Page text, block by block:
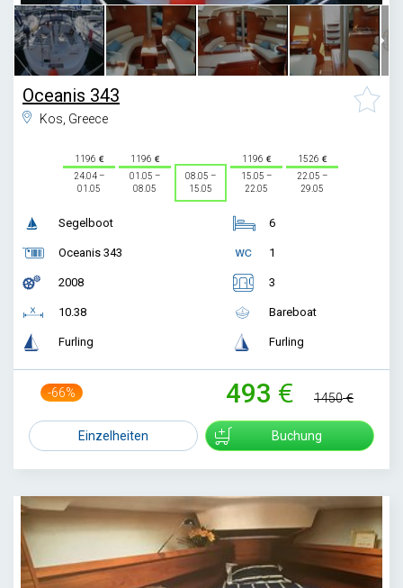
Oceanis 343
Kos, Greece
1196
24.04 –
01.05
1196
01.05 –
08.05
08.05 –
15.05
1196
15.05 –
22.05
1526
22.05 –
29.05
Segelboot
Oceanis 343
2008
10.38
Furling
6
1
3
Bareboat
Furling
-66% 493 1450
Einzelheiten Buchung